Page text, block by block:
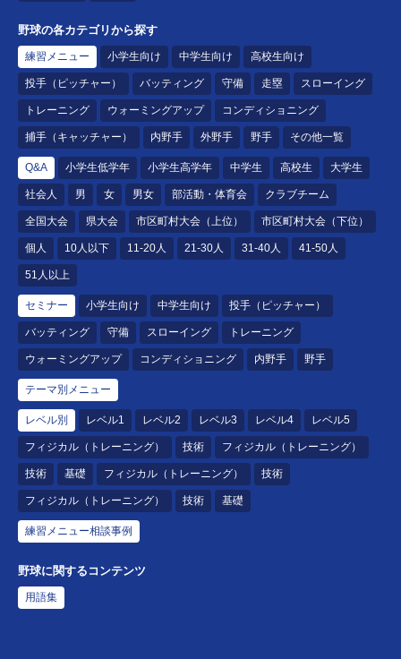
野球の各カテゴリから探す
練習メニュー 小学生向け 中学生向け 高校生向け
投手（ピッチャー） バッティング 守備 走塁 スローイング
トレーニング ウォーミングアップ コンディショニング
捕手（キャッチャー） 内野手 外野手 野手 その他一覧
Q&A 小学生低学年 小学生高学年 中学生 高校生 大学生
社会人 男 女 男女 部活動・体育会 クラブチーム
全国大会 県大会 市区町村大会（上位） 市区町村大会（下位）
個人 10人以下 11-20人 21-30人 31-40人 41-50人
51人以上
セミナー 小学生向け 中学生向け 投手（ピッチャー）
バッティング 守備 スローイング トレーニング
ウォーミングアップ コンディショニング 内野手 野手
テーマ別メニュー
レベル別 レベル1 レベル2 レベル3 レベル4 レベル5
フィジカル（トレーニング） 技術 フィジカル（トレーニング）
技術 基礎 フィジカル（トレーニング） 技術
フィジカル（トレーニング） 技術 基礎
練習メニュー相談事例
野球に関するコンテンツ
用語集